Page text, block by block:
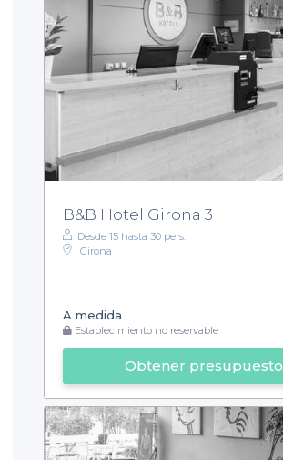
B&B Hotel Girona 3
Desde 15 hasta 30 pers.
Girona
A medida
Establecimiento no reservable
Obtener presupuesto